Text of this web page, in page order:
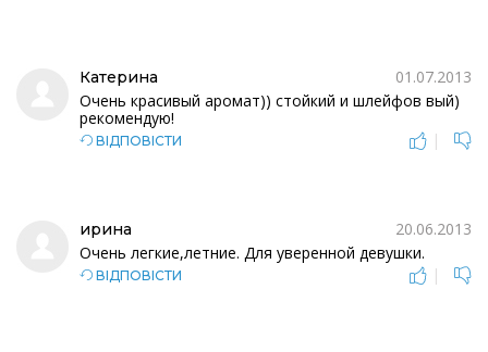
Катерина
01.07.2013
Очень красивый аромат)) стойкий и шлейфов вый)
рекомендую!
ВІДПОВІСТИ |
ирина
20.06.2013
Очень легкие,летние. Для уверенной девушки.
ВІДПОВІСТИ |